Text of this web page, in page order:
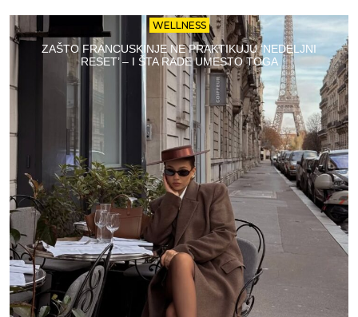
WELLNESS
ZAŠTO FRANCUSKINJE NE PRAKTIKUJU ‘NEDELJNI
RESET’ – I ŠTA RADE UMESTO TOGA